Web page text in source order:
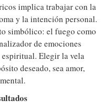
implica trabajar con la
y la intención personal.
simbólico: el fuego como
de emociones
Elegir la vela
deseado, sea amor,